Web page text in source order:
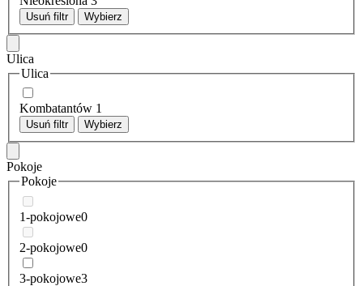
Usuń filtr Wybierz
Ulica
Ulica
Kombatantów 1
Usuń filtr Wybierz
Pokoje
Pokoje
1-pokojowe0
2-pokojowe0
3-pokojowe3